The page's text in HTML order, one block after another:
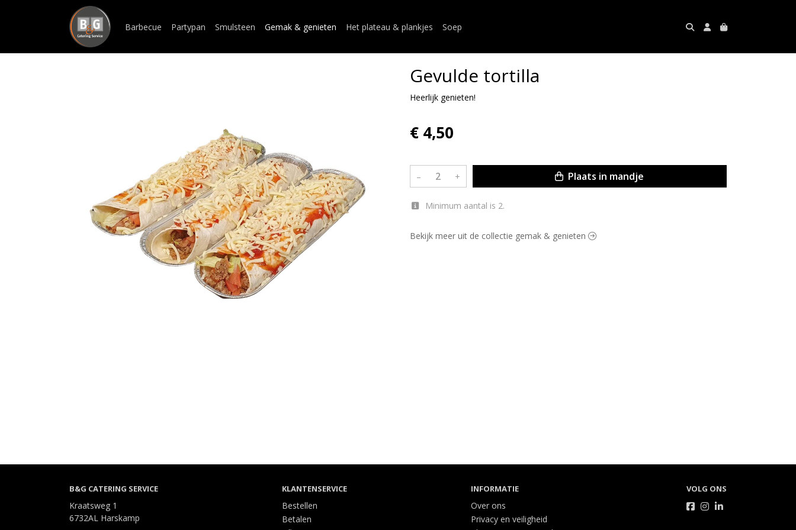
Barbecue Partypan Smulsteen Gemak & genieten Het plateau & plankjes Soep
Gevulde tortilla
Heerlijk genieten!
€ 4,50
– + Plaats in mandje
Minimum aantal is 2.
Bekijk meer uit de collectie gemak & genieten
B&G CATERING SERVICE
Kraatsweg 1
6732AL Harskamp
KLANTENSERVICE
Bestellen
Betalen
INFORMATIE
Over ons
Privacy en veiligheid
VOLG ONS